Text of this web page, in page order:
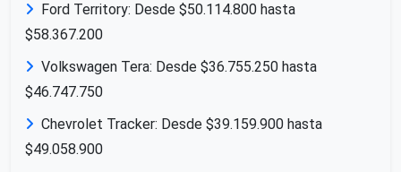
Ford Territory: Desde $50.114.800 hasta
$58.367.200
Volkswagen Tera: Desde $36.755.250 hasta
$46.747.750
Chevrolet Tracker: Desde $39.159.900 hasta
$49.058.900